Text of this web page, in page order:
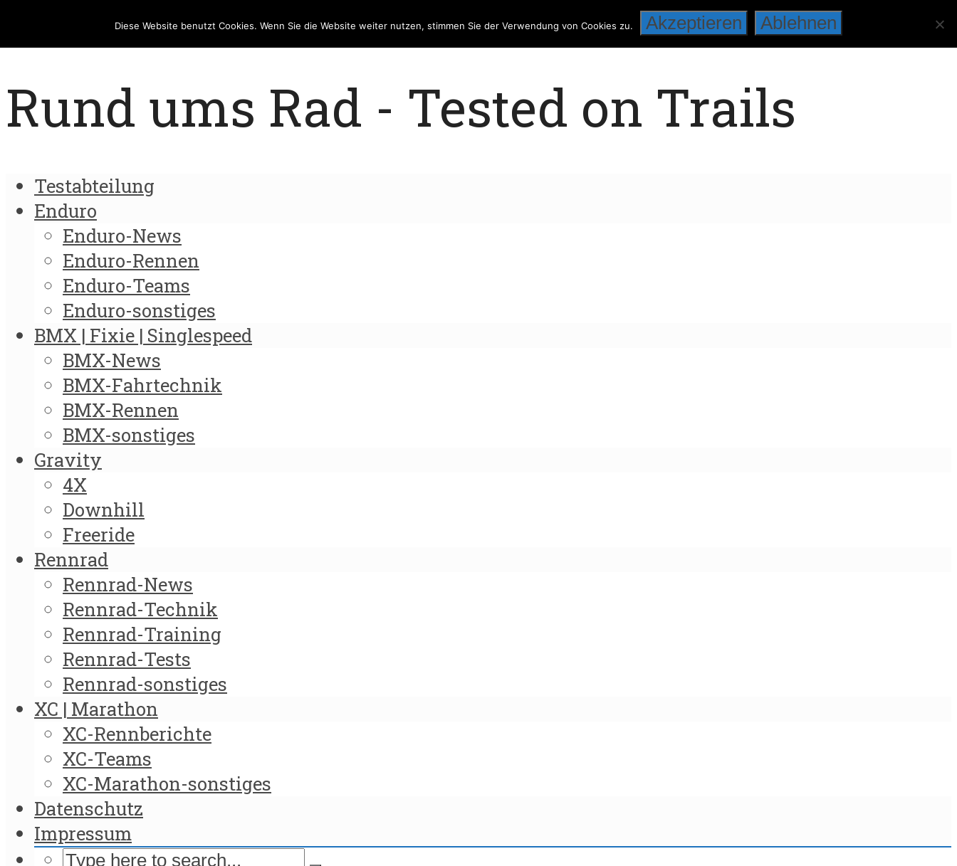
Rund ums Rad - Tested on Trails
Testabteilung
Enduro
Enduro-News
Enduro-Rennen
Enduro-Teams
Enduro-sonstiges
BMX | Fixie | Singlespeed
BMX-News
BMX-Fahrtechnik
BMX-Rennen
BMX-sonstiges
Gravity
4X
Downhill
Freeride
Rennrad
Rennrad-News
Rennrad-Technik
Rennrad-Training
Rennrad-Tests
Rennrad-sonstiges
XC | Marathon
XC-Rennberichte
XC-Teams
XC-Marathon-sonstiges
Datenschutz
Impressum
Diese Website benutzt Cookies. Wenn Sie die Website weiter nutzen, stimmen Sie der Verwendung von Cookies zu. Akzeptieren Ablehnen